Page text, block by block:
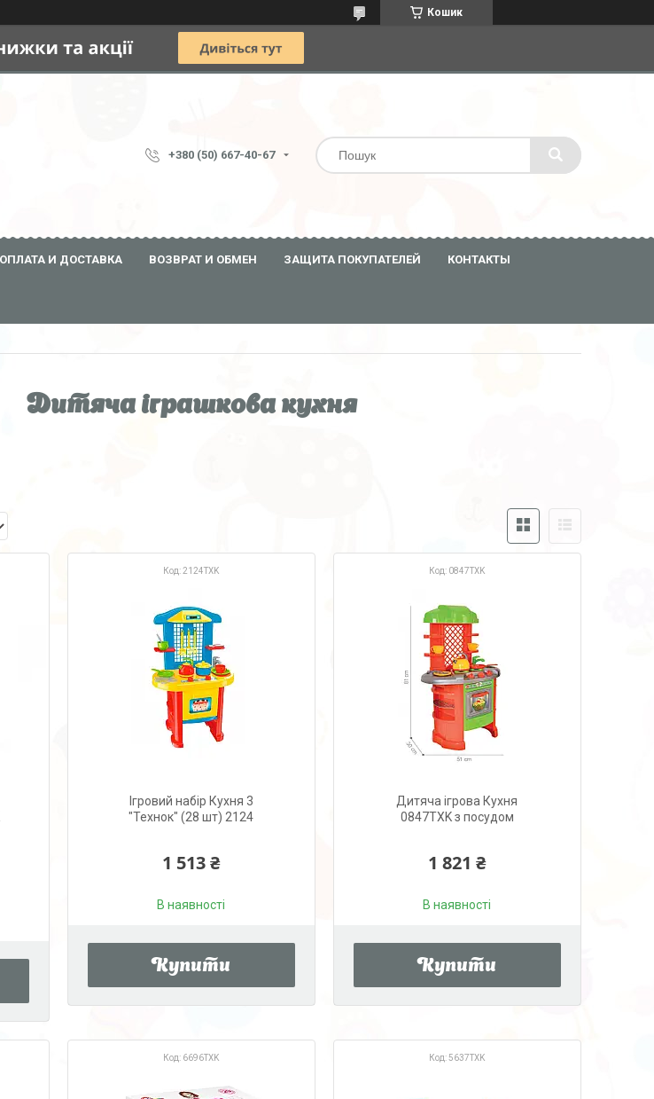
Кошик
+380 (50) 667-40-67
ОПЛАТА И ДОСТАВКА ВОЗВРАТ И ОБМЕН ЗАЩИТА ПОКУПАТЕЛЕЙ КОНТАКТЫ
Дитяча іграшкова кухня
2124TXK
Ігровий набір Кухня 3
"Технок" (28 шт) 2124
1 513 ₴
В наявності
Купити
0847TXK
Дитяча ігрова Кухня
0847TXK з посудом
1 821 ₴
В наявності
Купити
6696TXK 5637TXK